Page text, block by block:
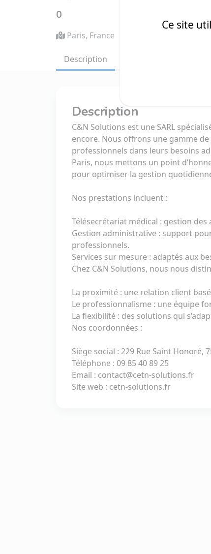
0
Paris, France
Description
Description
C&N Solutions est une SARL
encore. Nous offrons une gamme
professionnels dans leurs besoins
Paris, nous mettons un point
pour optimiser la gestion
Nos prestations incluent :
Télésecrétariat médical : gestion
Gestion administrative : support
professionnels.
Services sur mesure : adaptés aux
Chez C&N Solutions, nous nous
La proximité : une relation client
Le professionnalisme : une équipe
La flexibilité : des solutions qui
Nos coordonnées :
Siège social : 229 Rue Saint Honoré,
Téléphone : 09 85 40 89 25
Email : contact@cetn-solutions.fr
Site web : cetn-solutions.fr
Ce site